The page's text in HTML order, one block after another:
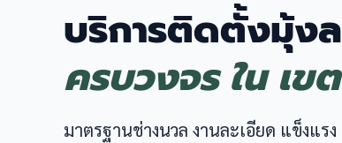
บริการติดตั้งมุ้ง
ครบวงจร ใน เข
มาตรฐานช่างนวล งานละเอียด แข็งแ